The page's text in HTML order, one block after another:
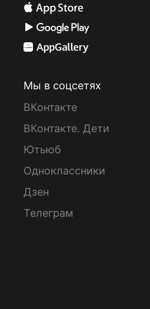
Мы в соцсетях
ВКонтакте
ВКонтакте. Дети
Ютьюб
Одноклассники
Дзен
Телеграм